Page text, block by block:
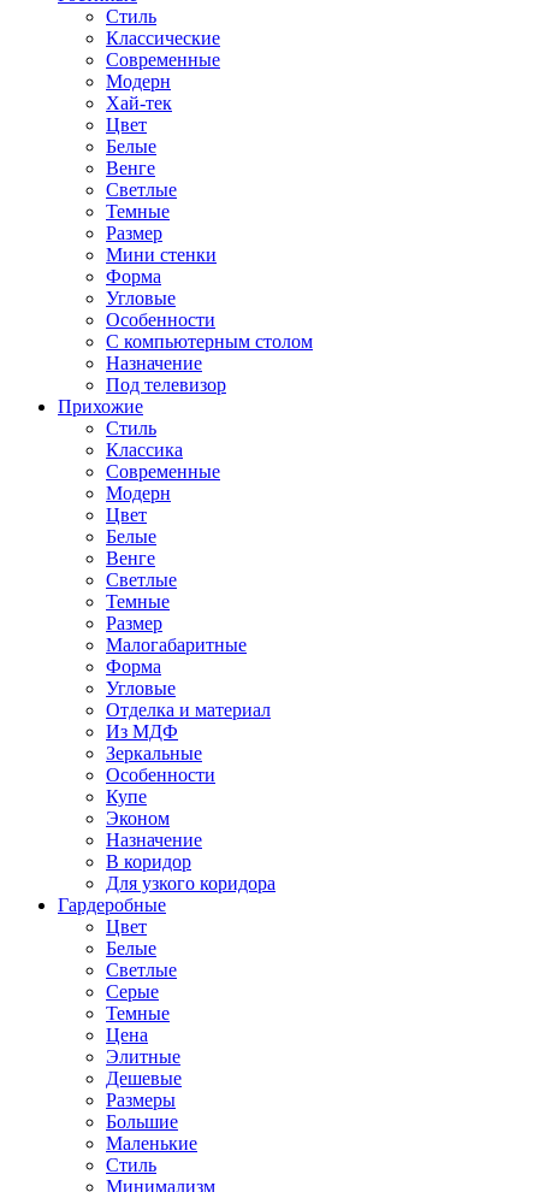
Стиль
Классические
Современные
Модерн
Хай-тек
Цвет
Белые
Венге
Светлые
Темные
Размер
Мини стенки
Форма
Угловые
Особенности
С компьютерным столом
Назначение
Под телевизор
Прихожие
Стиль
Классика
Современные
Модерн
Цвет
Белые
Венге
Светлые
Темные
Размер
Малогабаритные
Форма
Угловые
Отделка и материал
Из МДФ
Зеркальные
Особенности
Купе
Эконом
Назначение
В коридор
Для узкого коридора
Гардеробные
Цвет
Белые
Светлые
Серые
Темные
Цена
Элитные
Дешевые
Размеры
Большие
Маленькие
Стиль
Минимализм